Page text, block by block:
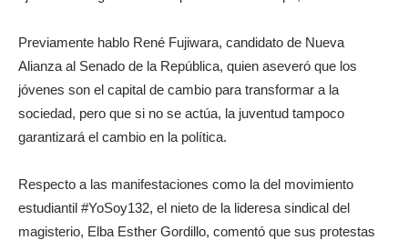
Previamente hablo René Fujiwara, candidato de Nueva
Alianza al Senado de la República, quien aseveró que los
jóvenes son el capital de cambio para transformar a la
sociedad, pero que si no se actúa, la juventud tampoco
garantizará el cambio en la política.
Respecto a las manifestaciones como la del movimiento
estudiantil #YoSoy132, el nieto de la lideresa sindical del
magisterio, Elba Esther Gordillo, comentó que sus protestas